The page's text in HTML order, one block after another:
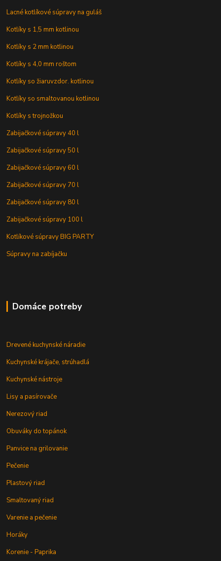
Lacné kotlíkové súpravy na guláš
Kotlíky s 1,5 mm kotlinou
Kotlíky s 2 mm kotlinou
Kotlíky s 4,0 mm roštom
Kotlíky so žiaruvzdor. kotlinou
Kotlíky so smaltovanou kotlinou
Kotlíky s trojnožkou
Zabijačkové súpravy 40 l
Zabijačkové súpravy 50 l
Zabijačkové súpravy 60 l
Zabijačkové súpravy 70 l
Zabijačkové súpravy 80 l
Zabijačkové súpravy 100 l
Kotlíkové súpravy BIG PARTY
Súpravy na zabíjačku
Domáce potreby
Drevené kuchynské náradie
Kuchynské krájače, strúhadlá
Kuchynské nástroje
Lisy a pasírovače
Nerezový riad
Obuváky do topánok
Panvice na grilovanie
Pečenie
Plastový riad
Smaltovaný riad
Varenie a pečenie
Horáky
Korenie - Paprika